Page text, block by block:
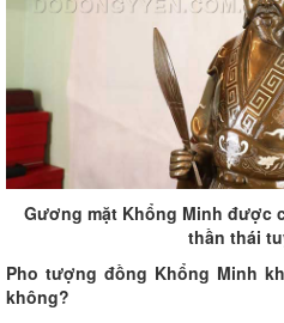
Gương mặt Khổng Minh được
thần thái
Pho tượng đồng Khổng Minh
không?